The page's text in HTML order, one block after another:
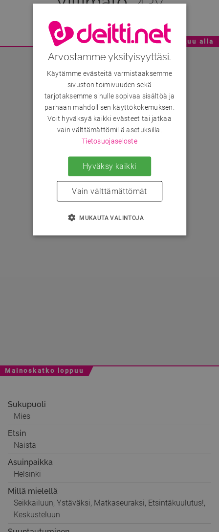
Mainoskatko - Sisältö jatkuu alla
Mainoskatko loppuu
Sukupuoli
Mies
Etsin
Naista
Asuinpaikka
Helsinki
Millä mielellä
Seikkailuun, Ystäväksi, Matkaseuraksi, Etsintäkuulutus!,
Keskusteluun
Arvostamme yksityisyyttäsi.
Käytämme evästeitä varmistaaksemme
sivuston toimivuuden sekä
tarjotaksemme sinulle sopivaa sisältöä ja
parhaan mahdollisen käyttökokemuksen.
Voit hyväksyä kaikki evästeet tai jatkaa
vain välttämättömillä asetuksilla.
Tietosuojaseloste
Hyväksy kaikki
Vain välttämättömät
MUKAUTA VALINTOJA